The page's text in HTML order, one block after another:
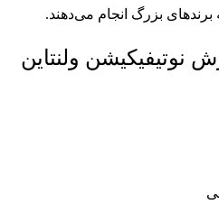
بزرگ انجام می‌دهند.
نوتیفیکیشن ولنتاین